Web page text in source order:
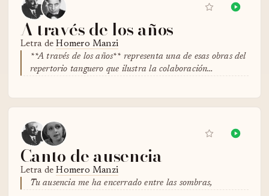
A través de los años
Letra deHomero Manzi
**A través de los años** representa una de esas obras del
repertorio tanguero que ilustra la colaboración…
Canto de ausencia
Letra deHomero Manzi
Tu ausencia me ha encerrado entre las sombras,